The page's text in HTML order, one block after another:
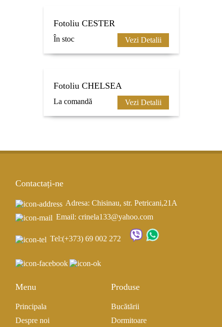
Fotoliu CESTER
În stoc Vezi Detalii
Fotoliu CHELSEA
La comandă Vezi Detalii
Contactați-ne
Adresa: Chisinau, str. Petricani,21A
Email: crinela133@yahoo.com
Tel:(+373) 69 002 272
Menu
Principala
Despre noi
Produse
Bucătării
Dormitoare